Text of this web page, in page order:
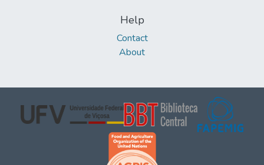
Help
Contact
About